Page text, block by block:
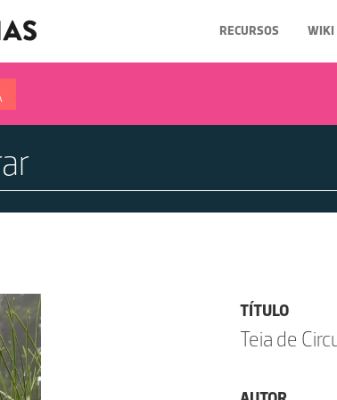
RECURSOS WIKI
TÍTULO
Teia de